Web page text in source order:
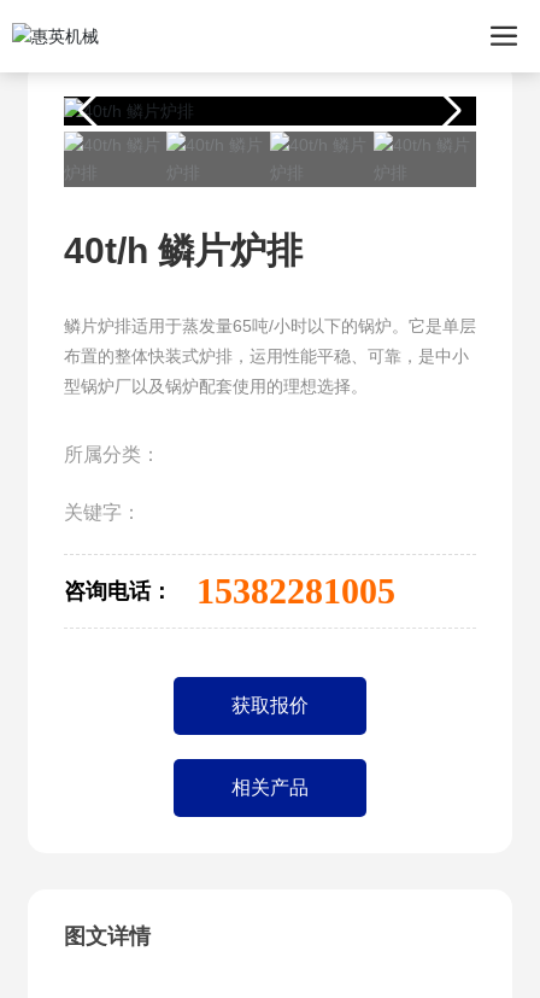
40t/h 鳞片炉排
鳞片炉排适用于蒸发量65吨/小时以下的锅炉。它是单层
布置的整体快装式炉排，运用性能平稳、可靠，是中小
型锅炉厂以及锅炉配套使用的理想选择。
所属分类：
关键字：
咨询电话： 15382281005
获取报价
相关产品
图文详情